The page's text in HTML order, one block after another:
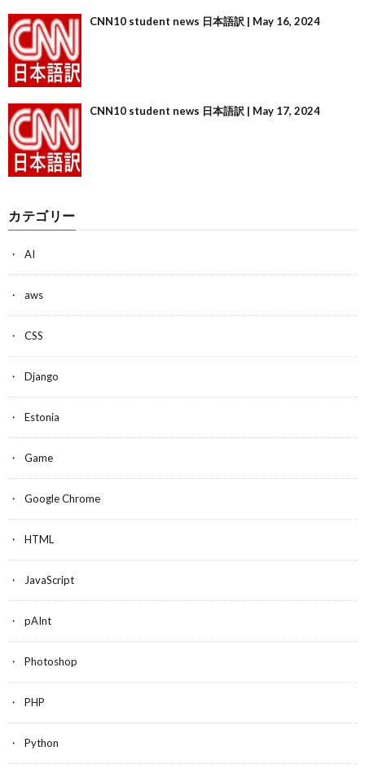
CNN10 student news 日本語訳 | May 16, 2024
CNN10 student news 日本語訳 | May 17, 2024
カテゴリー
AI
aws
CSS
Django
Estonia
Game
Google Chrome
HTML
JavaScript
pAInt
Photoshop
PHP
Python